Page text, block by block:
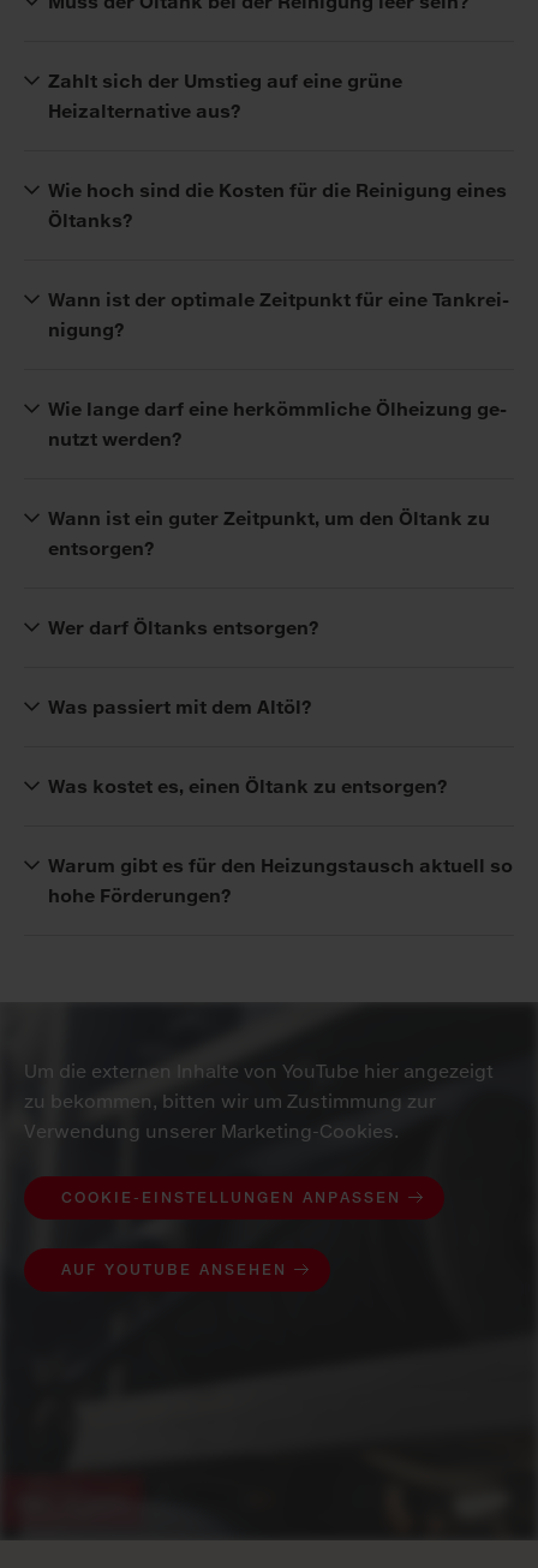
Zahlt sich der Umstieg auf eine grüne
Heizalternative aus?
Wie hoch sind die Kosten für die Reinigung eines
Öltanks?
Wann ist der op­ti­ma­le Zeit­punkt für ei­ne Tan­krei­
ni­gung?
Wie lan­ge darf ei­ne her­kömm­li­che Öl­hei­zung ge­
nutzt wer­den?
Wann ist ein guter Zeit­punkt, um den Öl­tank zu
ent­sorgen?
Wer darf Öl­tanks ent­sor­gen?
Was passiert mit dem Alt­öl?
Was kostet es, einen Öl­tank zu ent­sor­gen?
Wa­rum gibt es für den Hei­zungs­tausch ak­tu­ell so
ho­he För­de­run­gen?
Um die externen Inhalte von YouTube hier angezeigt
zu bekommen, bitten wir um Zustimmung zur
Verwendung unserer Marketing-Cookies.
COOKIE-EINSTELLUNGEN ANPASSEN
AUF YOUTUBE ANSEHEN